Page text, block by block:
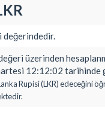
üzerinden
12:12:02 tarihinde
Rupisi (LKR) edeceğini